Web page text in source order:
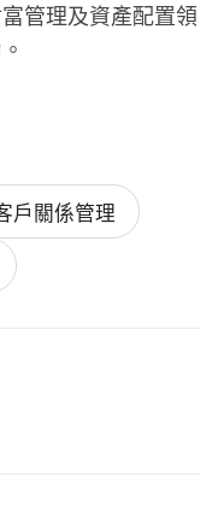
管理及資產配置領
牌照，具備第1
之持牌代表資格，
從事證券交易、投
驗，熟悉港股、美
報材料；粵語為日
戶關係管理